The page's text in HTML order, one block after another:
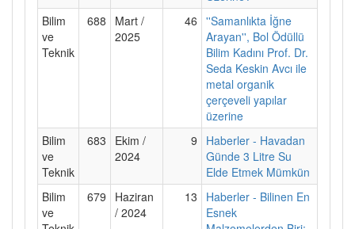
Bilim
ve
Teknik
688
Mart /
2025
46 ''Samanlıkta İğne
Arayan'', Bol Ödüllü
Bilim Kadını Prof. Dr.
Seda Keskin Avcı ile
metal organik
çerçeveli yapılar
üzerine
Bilim
ve
Teknik
683
Ekim /
2024
9
Haberler - Havadan
Günde 3 Litre Su
Elde Etmek Mümkün
Bilim
ve
679
Haziran
/ 2024
13
Haberler - Bilinen En
Esnek